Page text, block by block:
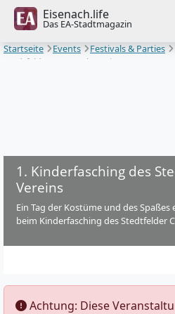
Eisenach.life
Das EA-Stadtmagazin
Startseite
Events Festivals & Parties
Stedtfelder Carneval Vereins
1. Kinderfasching des
Vereins
Ein Tag der Kostüme und des
beim Kinderfasching des Stedtfelder
Achtung: Diese